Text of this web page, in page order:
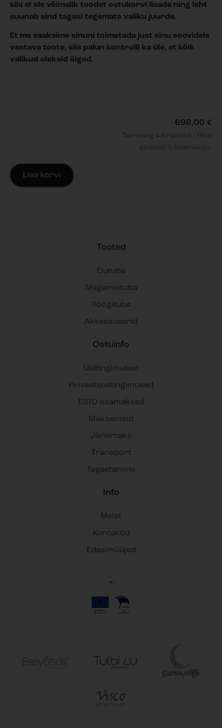
siis ei ole võimalik toodet ostukorvi lisada ning leht
suunab sind tagasi tegemata valiku juurde.
Et me saaksime sinuni toimetada just sinu soovidele
vastava toote, siis palun kontrolli ka üle, et kõik
valikud oleksid õiged.
696,00 €
Tarneaeg 4-8 nädalat / Hind
sisaldab käibemaksu.
Lisa korvi
Tooted
Elutuba
Magamistuba
Söögituba
Aksessuaarid
Ostuinfo
Üldtingimused
Privaatsustingimused
ESTO osamaksed
Makseviisid
Järelmaks
Transport
Tagastamine
Info
Meist
Kontaktid
Edasimüüjad